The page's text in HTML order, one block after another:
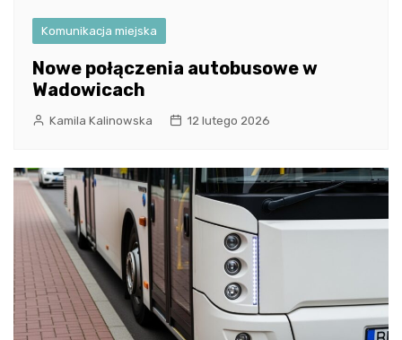
Komunikacja miejska
Nowe połączenia autobusowe w
Wadowicach
Kamila Kalinowska 12 lutego 2026